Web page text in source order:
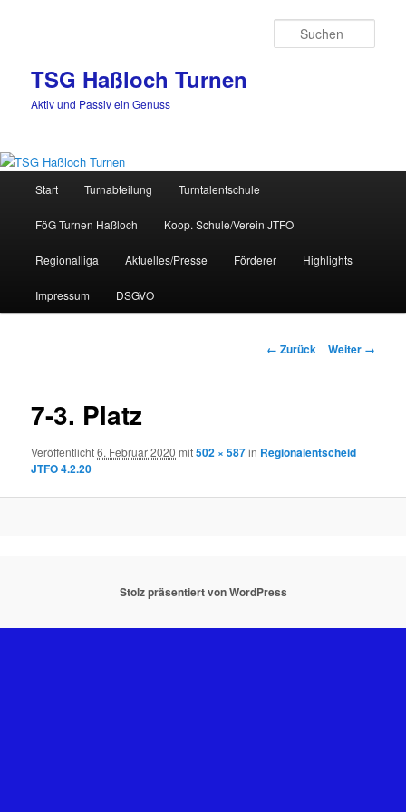
TSG Haßloch Turnen
Aktiv und Passiv ein Genuss
Start Turnabteilung Turntalentschule
FöG Turnen Haßloch Koop. Schule/Verein JTFO
Regionalliga Aktuelles/Presse Förderer Highlights
Impressum DSGVO
Bilder-
← Zurück Weiter →
7-3. Platz
Veröffentlicht6. Februar 2020 mit502 × 587in Regionalentscheid
JTFO 4.2.20
Stolz präsentiert von WordPress